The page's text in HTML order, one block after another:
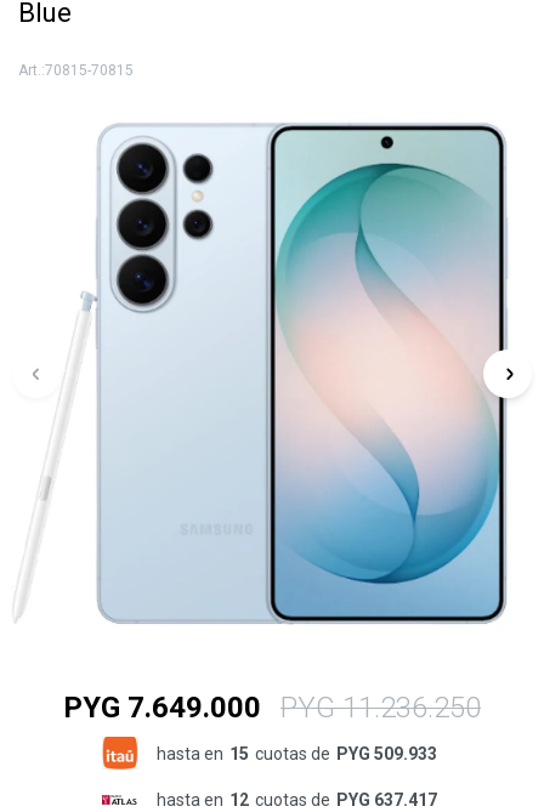
Blue
70815-70815
PYG 7.649.000 PYG 11.236.250
hasta en 15 cuotas de PYG 509.933
hasta en 12 cuotas de PYG 637.417